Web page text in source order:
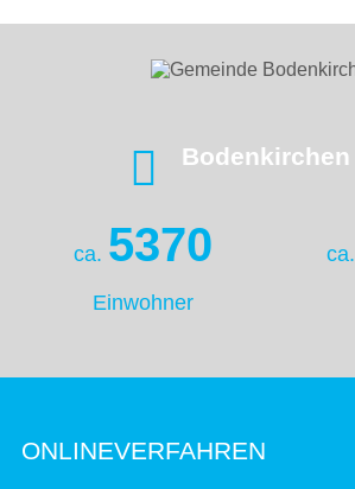
Bodenkirchen
ca. 5370
Einwohner
ca.
ONLINEVERFAHREN